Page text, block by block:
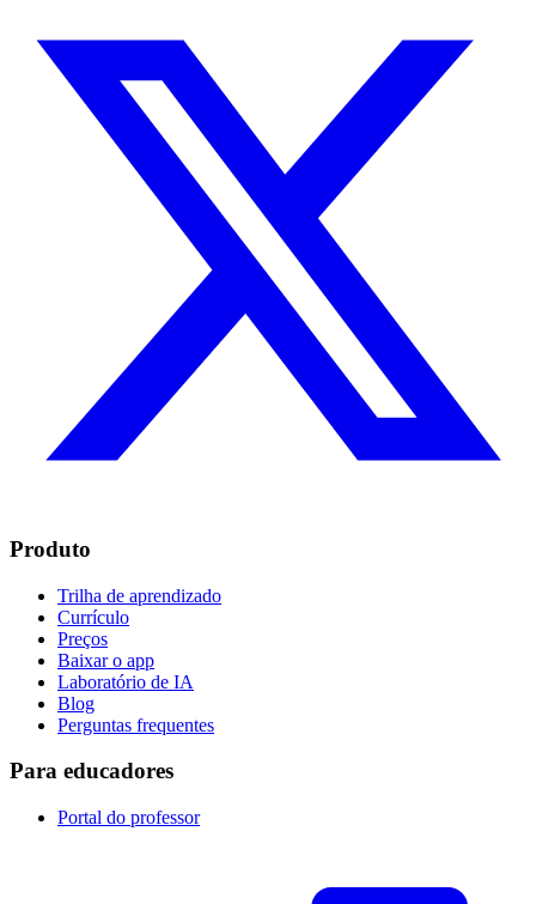
Produto
Trilha de aprendizado
Currículo
Preços
Baixar o app
Laboratório de IA
Blog
Perguntas frequentes
Para educadores
Portal do professor